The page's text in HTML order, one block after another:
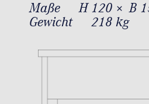
Maße
H 120 × B
Gewicht
218 kg